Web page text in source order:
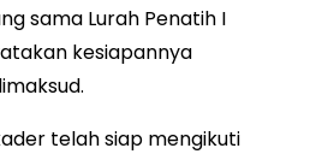
sama Lurah Penatih I
kesiapannya
telah siap mengikuti